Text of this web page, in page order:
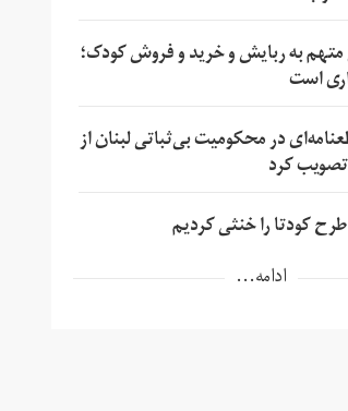
به ربایش و خرید و فروش کودک؛
است
در محکومیت بی‌ثباتی لبنان از
کرد
کودتا را خنثی کردیم
ادامه...